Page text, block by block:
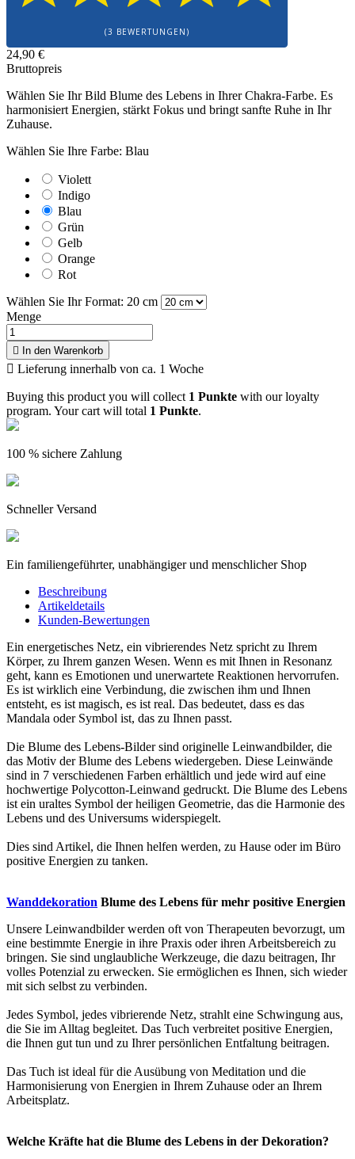
(3 BEWERTUNGEN)
24,90 €
Bruttopreis
Wählen Sie Ihr Bild Blume des Lebens in Ihrer Chakra-Farbe. Es
harmonisiert Energien, stärkt Fokus und bringt sanfte Ruhe in Ihr
Zuhause.
Wählen Sie Ihre Farbe: Blau
Violett
Indigo
Blau
Grün
Gelb
Orange
Rot
Wählen Sie Ihr Format: 20 cm
Menge
 In den Warenkorb
 Lieferung innerhalb von ca. 1 Woche
Buying this product you will collect 1 Punkte with our loyalty
program. Your cart will total 1 Punkte.
100 % sichere Zahlung
Schneller Versand
Ein familiengeführter, unabhängiger und menschlicher Shop
Beschreibung
Artikeldetails
Kunden-Bewertungen
Ein energetisches Netz, ein vibrierendes Netz spricht zu Ihrem
Körper, zu Ihrem ganzen Wesen. Wenn es mit Ihnen in Resonanz
geht, kann es Emotionen und unerwartete Reaktionen hervorrufen.
Es ist wirklich eine Verbindung, die zwischen ihm und Ihnen
entsteht, es ist magisch, es ist real. Das bedeutet, dass es das
Mandala oder Symbol ist, das zu Ihnen passt.
Die Blume des Lebens-Bilder sind originelle Leinwandbilder, die
das Motiv der Blume des Lebens wiedergeben. Diese Leinwände
sind in 7 verschiedenen Farben erhältlich und jede wird auf eine
hochwertige Polycotton-Leinwand gedruckt. Die Blume des Lebens
ist ein uraltes Symbol der heiligen Geometrie, das die Harmonie des
Lebens und des Universums widerspiegelt.
Dies sind Artikel, die Ihnen helfen werden, zu Hause oder im Büro
positive Energien zu tanken.
Wanddekoration Blume des Lebens für mehr positive Energien
Unsere Leinwandbilder werden oft von Therapeuten bevorzugt, um
eine bestimmte Energie in ihre Praxis oder ihren Arbeitsbereich zu
bringen. Sie sind unglaubliche Werkzeuge, die dazu beitragen, Ihr
volles Potenzial zu erwecken. Sie ermöglichen es Ihnen, sich wieder
mit sich selbst zu verbinden.
Jedes Symbol, jedes vibrierende Netz, strahlt eine Schwingung aus,
die Sie im Alltag begleitet. Das Tuch verbreitet positive Energien,
die Ihnen gut tun und zu Ihrer persönlichen Entfaltung beitragen.
Das Tuch ist ideal für die Ausübung von Meditation und die
Harmonisierung von Energien in Ihrem Zuhause oder an Ihrem
Arbeitsplatz.
Welche Kräfte hat die Blume des Lebens in der Dekoration?